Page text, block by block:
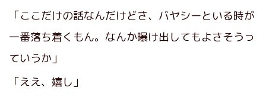
「ここだけの話なんだけどさ、バヤシーといる時が
一番落ち着くもん。なんか曝け出してもよさそうっ
ていうか」
「ええ、嬉し」